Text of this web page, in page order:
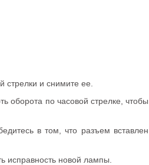
стрелки и снимите ее.
оборота по часовой стрелке, чтобы
в том, что разъем вставлен
исправность новой лампы.